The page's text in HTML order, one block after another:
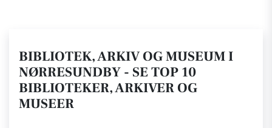
BIBLIOTEK, ARKIV OG MUSEUM I
NØRRESUNDBY - SE TOP 10
BIBLIOTEKER, ARKIVER OG
MUSEER